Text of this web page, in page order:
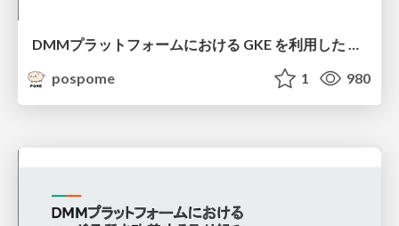
DMMプラットフォームにおける GKE を利用した プラットフォームエンジニアリングへの 取り組み
pospome
1 980